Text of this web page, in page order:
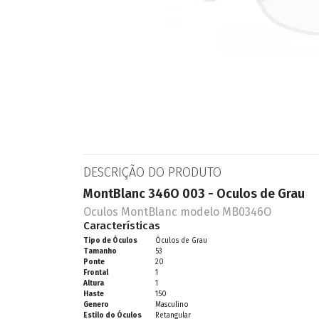
DESCRIÇÃO DO PRODUTO
MontBlanc 346O 003 - Oculos de Grau
Oculos MontBlanc modelo MB0346O
Características
Tipo de Óculos
Óculos de Grau
Tamanho
53
Ponte
20
Frontal
1
Altura
1
Haste
150
Genero
Masculino
Estilo do Óculos
Retangular